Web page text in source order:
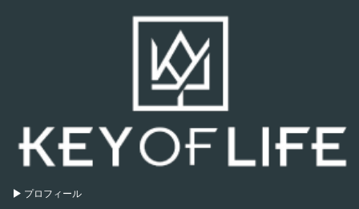
プロフィール